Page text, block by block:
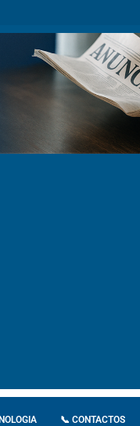
em benefício próprio
📞 CONTACTOS